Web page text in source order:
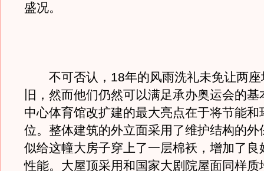
盛况。
不可否认，18年的风雨洗礼未免让两座
旧，然而他们仍然可以满足承办奥运会的
中心体育馆改扩建的最大亮点在于将节能和
位。整体建筑的外立面采用了维护结构的外
似给这幢大房子穿上了一层棉袄，增加了良
性能。大屋顶采用和国家大剧院屋面同样质